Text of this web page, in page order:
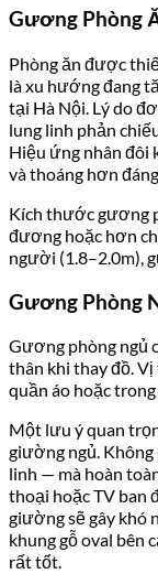
Gương Phòng
Phòng ăn được
là xu hướng đang
tại Hà Nội. Lý do
lung linh phản
Hiệu ứng nhân đôi
và thoáng hơn
Kích thước gương
đương hoặc hơn
người (1.8–2.0m),
Gương Phòng
Gương phòng ngủ
thân khi thay đồ.
quần áo hoặc
Một lưu ý quan
giường ngủ. Không
linh — mà hoàn
thoại hoặc TV ban
giường sẽ gây khó
khung gỗ oval bên
rất tốt.